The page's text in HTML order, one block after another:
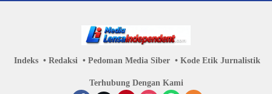
Indeks Redaksi Pedoman Media Siber Kode Etik Jurnalistik
Terhubung Dengan Kami